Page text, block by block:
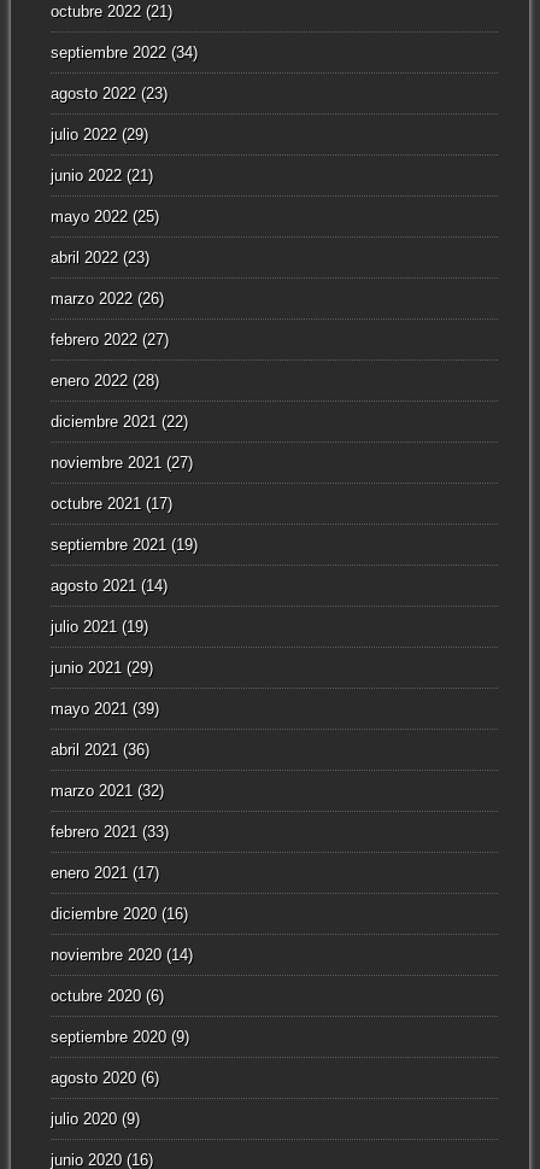
octubre 2022(21)
septiembre 2022(34)
agosto 2022(23)
julio 2022(29)
junio 2022(21)
mayo 2022(25)
abril 2022(23)
marzo 2022(26)
febrero 2022(27)
enero 2022(28)
diciembre 2021 (22)
noviembre 2021 (27)
octubre 2021 (17)
septiembre 2021 (19)
agosto 2021 (14)
julio 2021 (19)
junio 2021 (29)
mayo 2021 (39)
abril 2021 (36)
marzo 2021 (32)
febrero 2021 (33)
enero 2021 (17)
diciembre 2020(16)
noviembre 2020(14)
octubre 2020(6)
septiembre 2020(9)
agosto 2020(6)
julio 2020(9)
junio 2020(16)